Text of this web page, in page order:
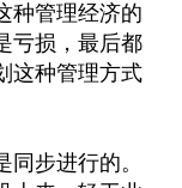
种管理经济的
亏损，最后都
这种管理方式
步进行的。